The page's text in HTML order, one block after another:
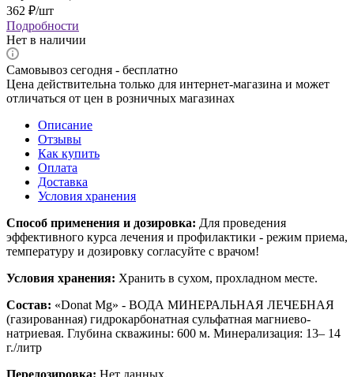
362 ₽/шт
Подробности
Нет в наличии
Самовывоз сегодня - бесплатно
Цена действительна только для интернет-магазина и может
отличаться от цен в розничных магазинах
Описание
Отзывы
Как купить
Оплата
Доставка
Условия хранения
Способ применения и дозировка: Для проведения
эффективного курса лечения и профилактики - режим приема,
температуру и дозировку согласуйте с врачом!
Условия хранения: Хранить в сухом, прохладном месте.
Состав: «Donat Mg» - ВОДА МИНЕРАЛЬНАЯ ЛЕЧЕБНАЯ
(газированная) гидрокарбонатная сульфатная магниево-
натриевая. Глубина скважины: 600 м. Минерализация: 13– 14
г./литр
Передозировка: Нет данных.